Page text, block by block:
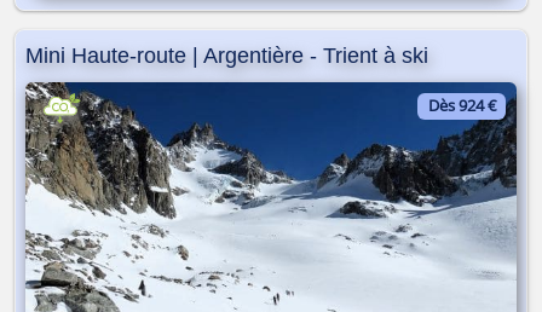
Mini Haute-route | Argentière - Trient à ski
Dès 924 €